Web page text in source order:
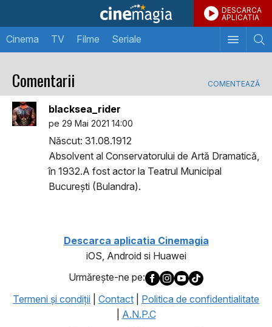
DESCARCA
APLICATIA
Cinema TV Filme Seriale
Comentarii COMENTEAZĂ
blacksea_rider
pe 29 Mai 2021 14:00
Născut: 31.08.1912
Absolvent al Conservatorului de Artă Dramatică,
în 1932.A fost actor la Teatrul Municipal
București (Bulandra).
Descarca aplicatia Cinemagia
iOS, Android si Huawei
Urmăreşte-ne pe:
Termeni şi condiţii
Contact
Politica de confidentialitate
A.N.P.C